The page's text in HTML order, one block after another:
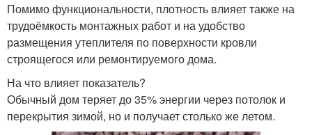
Помимо функциональности, плотность влияет также на
трудоёмкость монтажных работ и на удобство
размещения утеплителя по поверхности кровли
строящегося или ремонтируемого дома.
На что влияет показатель?
Обычный дом теряет до 35% энергии через потолок и
перекрытия зимой, но и получает столько же летом.